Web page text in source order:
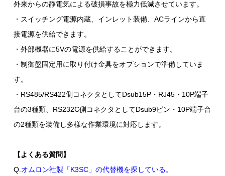
外来からの静電気による破損事故を極力低減させています。
・スイッチング電源内蔵、インレット装備、ACラインから直
接電源を供給できます。
・外部機器に5Vの電源を供給することができます。
・制御盤固定用に取り付け金具をオプションで準備していま
す。
・RS485/RS422側コネクタとしてDsub15P・RJ45・10P端子
台の3種類、RS232C側コネクタとしてDsub9ピン・10P端子台
の2種類を装備し多様な作業環境に対応します。
【よくある質問】
Q.オムロン社製「K3SC」の代替機を探している。